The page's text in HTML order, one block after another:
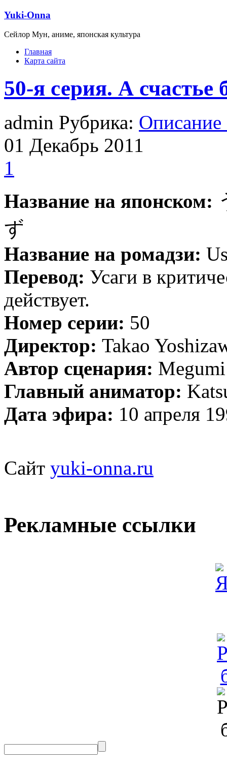
Yuki-Onna
Сейлор Мун, аниме, японская культура
Главная
Карта сайта
50-я серия. А
admin Рубрика:
01 Декабрь 2011
1
Название на японском:
ず
Название на ромадзи:
Перевод: Усаги в
действует.
Номер серии: 50
Директор: Takao
Автор сценария:
Главный аниматор:
Дата эфира: 10 апреля
Сайт yuki-onna.ru
Рекламные ссылки